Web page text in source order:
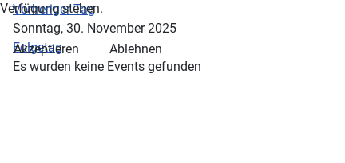
Vorheriger Tag
Sonntag, 30. November 2025
Folgetag
Es wurden keine Events gefunden
Verfügung stehen.
Akzeptieren
Ablehnen